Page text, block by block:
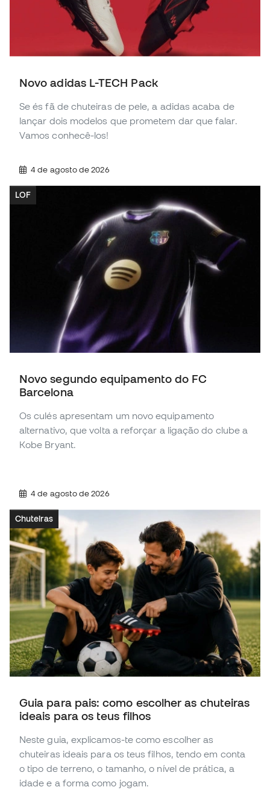
Novo adidas L-TECH Pack
Se és fã de chuteiras de pele, a adidas acaba de
lançar dois modelos que prometem dar que falar.
Vamos conhecê-los!
4 de agosto de 2026
LOF
Novo segundo equipamento do FC
Barcelona
Os culés apresentam um novo equipamento
alternativo, que volta a reforçar a ligação do clube a
Kobe Bryant.
4 de agosto de 2026
Chuteiras
Guia para pais: como escolher as chuteiras
ideais para os teus filhos
Neste guia, explicamos-te como escolher as
chuteiras ideais para os teus filhos, tendo em conta
o tipo de terreno, o tamanho, o nível de prática, a
idade e a forma como jogam.